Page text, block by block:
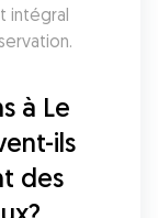
intégral
à Le
ils
des